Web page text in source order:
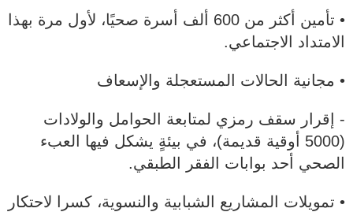
• تأمين أكثر من 600 ألف أسرة صحيًا، لأول مرة بهذا
الامتداد الاجتماعي.
• مجانية الحالات المستعجلة والإسعاف
- إقرار سقف رمزي لمتابعة الحوامل والولادات
(5000 أوقية قديمة)، في بيئةٍ يشكل فيها العبء
الصحي أحد بوابات الفقر الطبقي.
• تمويلات المشاريع الشبابية والنسوية، كسرا لاحتكار